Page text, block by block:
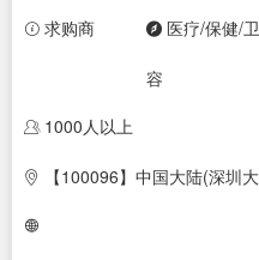
求购商 医疗/保健/
容
1000人以上
【100096】中国大陆(深圳